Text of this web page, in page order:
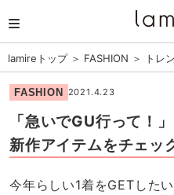
lamireトップ＞ FASHION ＞ トレ
FASHION 2021.4.23
「急いでGU行って！
新作アイテムをチェッ
今年らしい1着をGETした